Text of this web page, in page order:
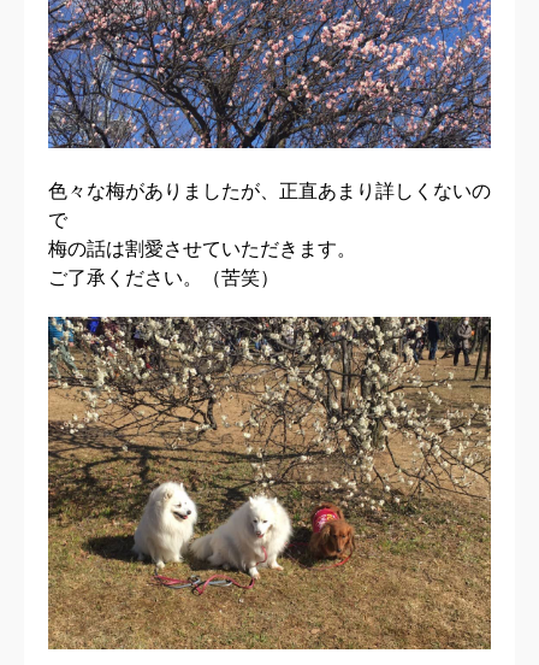
色々な梅がありましたが、正直あまり詳しくないの
で
梅の話は割愛させていただきます。
ご了承ください。（苦笑）